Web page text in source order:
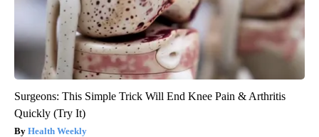
Surgeons: This Simple Trick Will End Knee Pain & Arthritis
Quickly (Try It)
Health Weekly